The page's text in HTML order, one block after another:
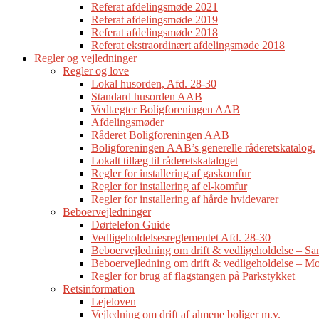
Referat afdelingsmøde 2021
Referat afdelingsmøde 2019
Referat afdelingsmøde 2018
Referat ekstraordinært afdelingsmøde 2018
Regler og vejledninger
Regler og love
Lokal husorden, Afd. 28-30
Standard husorden AAB
Vedtægter Boligforeningen AAB
Afdelingsmøder
Råderet Boligforeningen AAB
Boligforeningen AAB’s generelle råderetskatalog.
Lokalt tillæg til råderetskataloget
Regler for installering af gaskomfur
Regler for installering af el-komfur
Regler for installering af hårde hvidevarer
Beboervejledninger
Dørtelefon Guide
Vedligeholdelsesreglementet Afd. 28-30
Beboervejledning om drift & vedligeholdelse –
Beboervejledning om drift & vedligeholdelse –
Regler for brug af flagstangen på Parkstykket
Retsinformation
Lejeloven
Vejledning om drift af almene boliger m.v.